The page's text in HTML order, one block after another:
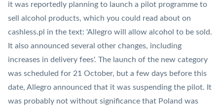
it was reportedly planning to launch a pilot programme to
sell alcohol products, which you could read about on
cashless.pl in the text: 'Allegro will allow alcohol to be sold.
It also announced several other changes, including
increases in delivery fees'. The launch of the new category
was scheduled for 21 October, but a few days before this
date, Allegro announced that it was suspending the pilot. It
was probably not without significance that Poland was